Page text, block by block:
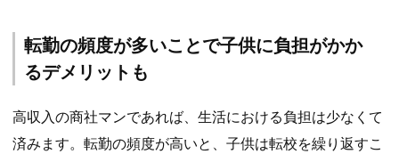
転勤の頻度が多いことで子供に負担がかか
るデメリットも
高収入の商社マンであれば、生活における負担は少なくて
済みます。転勤の頻度が高いと、子供は転校を繰り返すこ